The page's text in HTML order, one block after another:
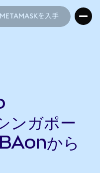
METAMASKを入手
ンガポー
から